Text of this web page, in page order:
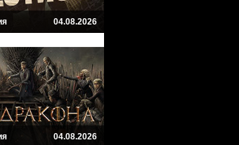
04.08.2026
04.08.2026